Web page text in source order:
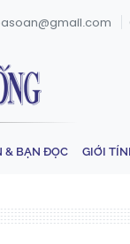
& BẠN ĐỌC GIỚI